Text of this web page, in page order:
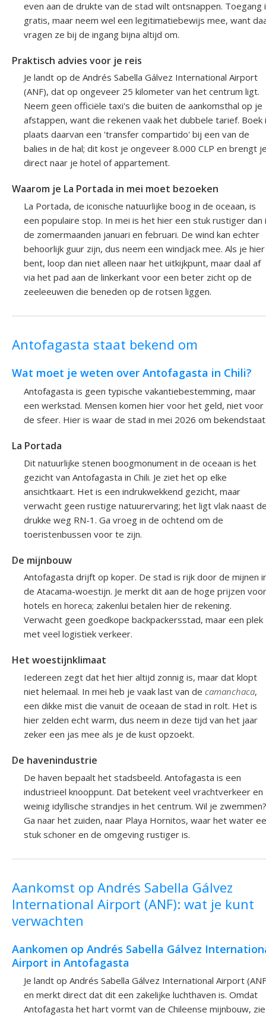
even aan de drukte van de stad wilt ontsnappen. Toegang
gratis, maar neem wel een legitimatiebewijs mee, want
vragen ze bij de ingang bijna altijd om.
Praktisch advies voor je reis
Je landt op de Andrés Sabella Gálvez International Airport
(ANF), dat op ongeveer 25 kilometer van het centrum ligt.
Neem geen officiële taxi's die buiten de aankomsthal op je
afstappen, want die rekenen vaak het dubbele tarief. Boek
plaats daarvan een 'transfer compartido' bij een van de
balies in de hal; dit kost je ongeveer 8.000 CLP en brengt
direct naar je hotel of appartement.
Waarom je La Portada in mei moet bezoeken
La Portada, de iconische natuurlijke boog in de oceaan, is
een populaire stop. In mei is het hier een stuk rustiger dan
de zomermaanden januari en februari. De wind kan echter
behoorlijk guur zijn, dus neem een windjack mee. Als je hier
bent, loop dan niet alleen naar het uitkijkpunt, maar daal af
via het pad aan de linkerkant voor een beter zicht op de
zeeleeuwen die beneden op de rotsen liggen.
Antofagasta staat bekend om
Wat moet je weten over Antofagasta in Chili?
Antofagasta is geen typische vakantiebestemming, maar
een werkstad. Mensen komen hier voor het geld, niet voor
de sfeer. Hier is waar de stad in mei 2026 om
La Portada
Dit natuurlijke stenen boogmonument in de oceaan is het
gezicht van Antofagasta in Chili. Je ziet het op elke
ansichtkaart. Het is een indrukwekkend gezicht, maar
verwacht geen rustige natuurervaring; het ligt vlak naast
drukke weg RN-1. Ga vroeg in de ochtend om de
toeristenbussen voor te zijn.
De mijnbouw
Antofagasta drijft op koper. De stad is rijk door de mijnen
de Atacama-woestijn. Je merkt dit aan de hoge prijzen voor
hotels en horeca; zakenlui betalen hier de rekening.
Verwacht geen goedkope backpackersstad, maar een plek
met veel logistiek verkeer.
Het woestijnklimaat
Iedereen zegt dat het hier altijd zonnig is, maar dat klopt
niet helemaal. In mei heb je vaak last van de camanchaca,
een dikke mist die vanuit de oceaan de stad in rolt. Het is
hier zelden echt warm, dus neem in deze tijd van het jaar
zeker een jas mee als je de kust opzoekt.
De havenindustrie
De haven bepaalt het stadsbeeld. Antofagasta is een
industrieel knooppunt. Dat betekent veel vrachtverkeer en
weinig idyllische strandjes in het centrum. Wil je zwemmen?
Ga naar het zuiden, naar Playa Hornitos, waar het water
stuk schoner en de omgeving rustiger is.
Aankomst op Andrés Sabella Gálvez
International Airport (ANF): wat je kunt
verwachten
Aankomen op Andrés Sabella Gálvez
Airport in Antofagasta
Je landt op Andrés Sabella Gálvez International Airport
en merkt direct dat dit een zakelijke luchthaven is. Omdat
Antofagasta het hart vormt van de Chileense mijnbouw, zie